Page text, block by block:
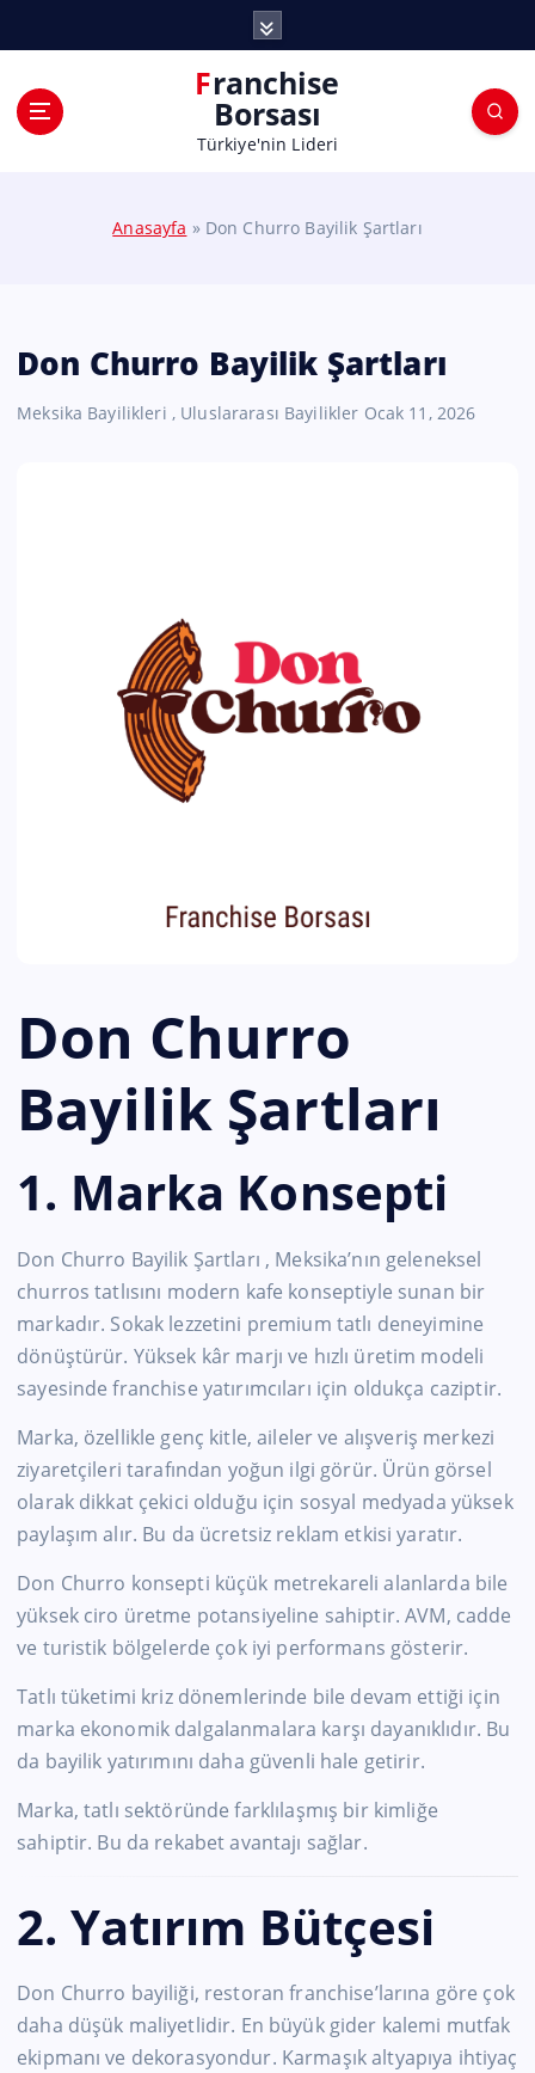
Franchise
Borsası
Türkiye'nin Lideri
Anasayfa » Don Churro Bayilik Şartları
Don Churro Bayilik Şartları
Meksika Bayilikleri , Uluslararası Bayilikler Ocak 11, 2026
Don Churro
Bayilik Şartları
1. Marka Konsepti
Don Churro Bayilik Şartları , Meksika’nın geleneksel
churros tatlısını modern kafe konseptiyle sunan bir
markadır. Sokak lezzetini premium tatlı deneyimine
dönüştürür. Yüksek kâr marjı ve hızlı üretim modeli
sayesinde franchise yatırımcıları için oldukça caziptir.
Marka, özellikle genç kitle, aileler ve alışveriş merkezi
ziyaretçileri tarafından yoğun ilgi görür. Ürün görsel
olarak dikkat çekici olduğu için sosyal medyada yüksek
paylaşım alır. Bu da ücretsiz reklam etkisi yaratır.
Don Churro konsepti küçük metrekareli alanlarda bile
yüksek ciro üretme potansiyeline sahiptir. AVM, cadde
ve turistik bölgelerde çok iyi performans gösterir.
Tatlı tüketimi kriz dönemlerinde bile devam ettiği için
marka ekonomik dalgalanmalara karşı dayanıklıdır. Bu
da bayilik yatırımını daha güvenli hale getirir.
Marka, tatlı sektöründe farklılaşmış bir kimliğe
sahiptir. Bu da rekabet avantajı sağlar.
2. Yatırım Bütçesi
Don Churro bayiliği, restoran franchise’larına göre çok
daha düşük maliyetlidir. En büyük gider kalemi mutfak
ekipmanı ve dekorasyondur. Karmaşık altyapıya ihtiyaç